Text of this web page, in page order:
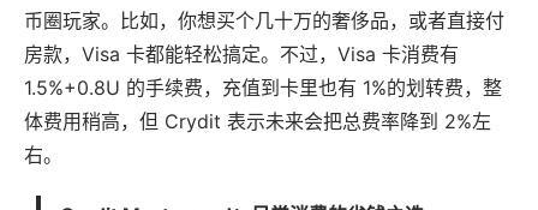
币圈玩家。比如，你想买个几十万的奢侈品，或者直接付
房款，Visa 卡都能轻松搞定。不过，Visa 卡消费有
1.5%+0.8U 的手续费，充值到卡里也有 1%的划转费，整
体费用稍高，但 Crydit 表示未来会把总费率降到 2%左
右。